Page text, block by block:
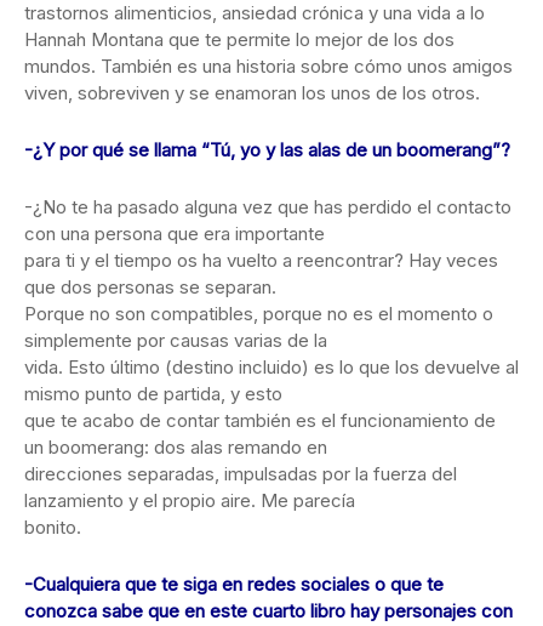
trastornos alimenticios, ansiedad crónica y una vida a lo
Hannah Montana que te permite lo mejor de los dos
mundos. También es una historia sobre cómo unos amigos
viven, sobreviven y se enamoran los unos de los otros.
-¿Y por qué se llama “Tú, yo y las alas de un boomerang”?
-¿No te ha pasado alguna vez que has perdido el contacto
con una persona que era importante
para ti y el tiempo os ha vuelto a reencontrar? Hay veces
que dos personas se separan.
Porque no son compatibles, porque no es el momento o
simplemente por causas varias de la
vida. Esto último (destino incluido) es lo que los devuelve al
mismo punto de partida, y esto
que te acabo de contar también es el funcionamiento de
un boomerang: dos alas remando en
direcciones separadas, impulsadas por la fuerza del
lanzamiento y el propio aire. Me parecía
bonito.
-Cualquiera que te siga en redes sociales o que te
conozca sabe que en este cuarto libro hay personajes con